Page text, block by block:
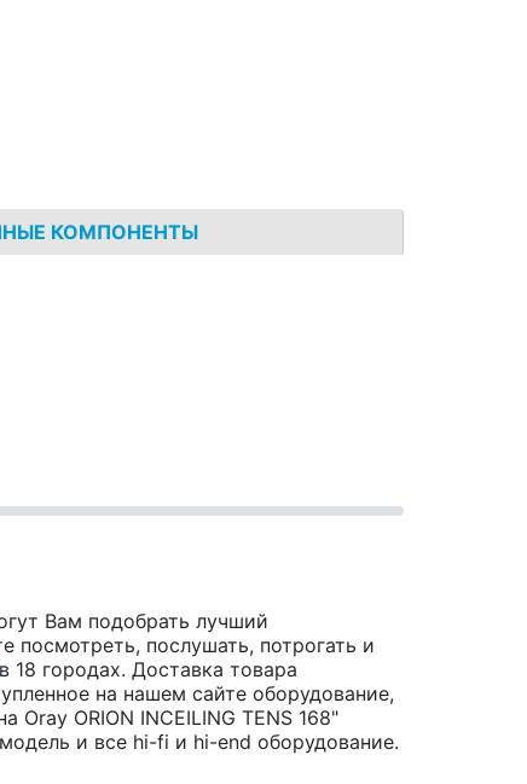
КОМПОНЕНТЫ
Вам подобрать лучший
послушать, потрогать и
18 городах. Доставка товара
на нашем сайте оборудование,
ORION INCEILING TENS 168"
и все hi-fi и hi-end оборудование.